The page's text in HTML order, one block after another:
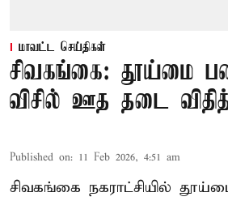
மாவட்ட செய்திகள்
சிவகங்கை: தூய்மை
விசில் ஊத தடை
Published on: 11 Feb 2026, 4:51 am
சிவகங்கை நகராட்சியில்